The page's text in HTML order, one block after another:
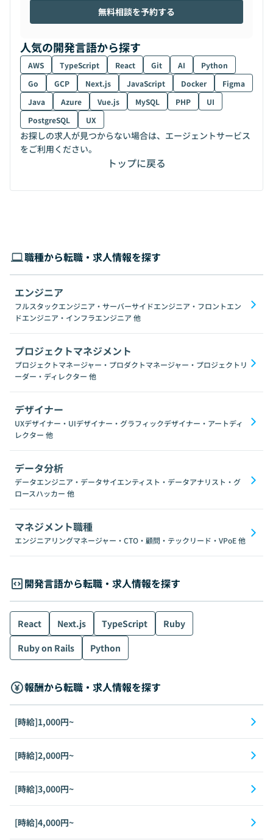
無料相談を予約する
人気の開発言語から探す
AWS TypeScript React Git AI
Python
Go
GCP Next.js JavaScript Docker
Figma
Java
Azure Vue.js MySQL PHP
UI
PostgreSQL
UX
お探しの求人が見つからない場合は、エージェントサービス
をご利用ください。
トップに戻る
職種から転職・求人情報を探す
エンジニア
フルスタックエンジニア・サーバーサイドエンジニア・フロントエン
ドエンジニア・インフラエンジニア 他
プロジェクトマネジメント
プロジェクトマネージャー・プロダクトマネージャー・プロジェクトリ
ーダー・ディレクター 他
デザイナー
UXデザイナー・UIデザイナー・グラフィックデザイナー・アートディ
レクター 他
データ分析
データエンジニア・データサイエンティスト・データアナリスト・グ
ロースハッカー 他
マネジメント職種
エンジニアリングマネージャー・CTO・顧問・テックリード・VPoE他
開発言語から転職・求人情報を探す
React Next.js TypeScript
Ruby
Ruby on Rails
Python
報酬から転職・求人情報を探す
[時給]1,000円~
[時給]2,000円~
[時給]3,000円~
[時給]4,000円~